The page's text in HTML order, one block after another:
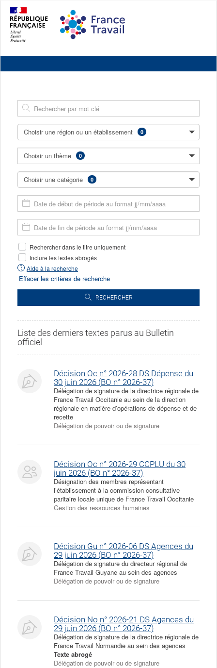
contenu
principal
pied
page
contrastée
à
du
Mot
Clé
Choisir une région ou un établissement
(ou
plusieurs)
0sélectionnée(s)
Choisir un
(ou
plusieurs)
thème 0sélectionnée(s)
Choisir une
(ou
plusieurs)
catégorie 0sélectionnée(s)
Saisissez
de
début
de
la
période
souhaitée
aujourd'hui
Saisissez
de
fin
de
la
période
souhaitée
aujourd'hui
Filtres
recherche
Rechercher dans le titre uniquement
Inclure les textes abrogés
Aide à la recherche
Effacer les critères de recherche
RECHERCHER
Liste des derniers textes parus au Bulletin
officiel
Décision Oc n° 2026-28 DS Dépense du
30 juin 2026 (BO n° 2026-37)
Délégation de signature de la directrice régionale de
France Travail Occitanie au sein de la direction
régionale en matière d’opérations de dépense et de
recette
Délégation de pouvoir ou de signature
Décision Oc n° 2026-29 CCPLU du 30
juin 2026 (BO n° 2026-37)
Désignation des membres représentant
l’établissement à la commission consultative
paritaire locale unique de France Travail Occitanie
Gestion des ressources humaines
Décision Gu n° 2026-06 DS Agences du
29 juin 2026 (BO n° 2026-37)
Délégation de signature du directeur régional de
France Travail Guyane au sein des agences
Délégation de pouvoir ou de signature
Décision No n° 2026-21 DS Agences du
29 juin 2026 (BO n° 2026-37)
Délégation de signature de la directrice régionale de
France Travail Normandie au sein des agences
Texte abrogé
Délégation de pouvoir ou de signature